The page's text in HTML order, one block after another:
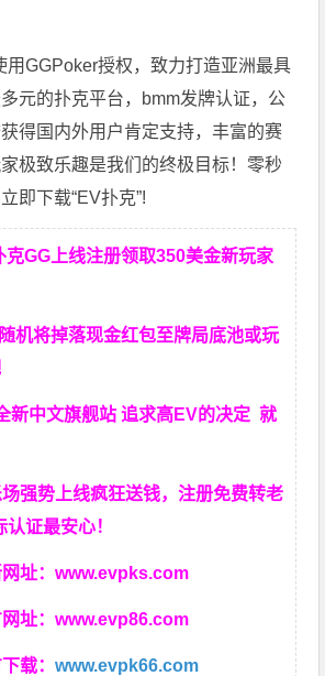
用GGPoker授权，致力打造亚洲最具
元的扑克平台，bmm发牌认证，公
得国内外用户肯定支持，丰富的赛
极致乐趣是我们的终极目标！零秒
即下载“EV扑克”!
克GG上线注册领取350美金新玩家
机将掉落现金红包至牌局底池或玩
新中文旗舰站 追求高EV的决定就
强势上线疯狂送钱，注册免费转老
证最安心！
址：www.evpks.com
址：www.evp86.com
载：www.evpk66.com